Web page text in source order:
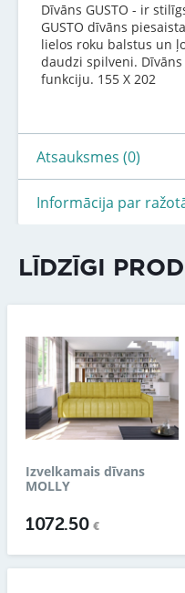
Dīvāns GUSTO - ir
GUSTO dīvāns
lielos roku balstus un
daudzi spilveni.
funkciju. 155 X 202
Atsauksmes (0)
Informācija par
LĪDZĪGI
Izvelkamais dīvans
MOLLY
1072.50 €